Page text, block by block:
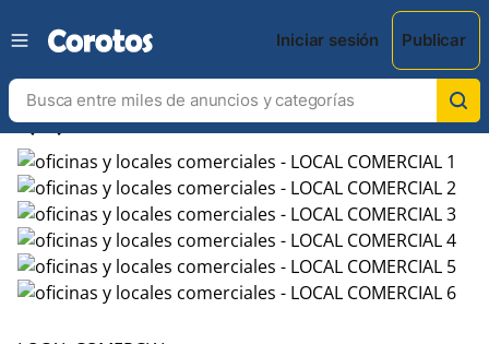
Iniciar sesión Publicar
chevron_leftchevron_right